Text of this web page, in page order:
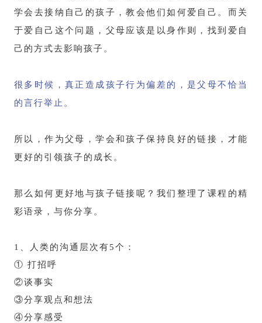
学会去接纳自己的孩子，教会他们如何爱自己。而关
于爱自己这个问题，父母应该是以身作则，找到爱自
己的方式去影响孩子。
很多时候，真正造成孩子行为偏差的，是父母不恰当
的言行举止。
所以，作为父母，学会和孩子保持良好的链接，才能
更好的引领孩子的成长。
那么如何更好地与孩子链接呢？ 我们整理了课程的精
彩语录，与你分享。
1、
人类的沟通层次有5个：
① 打招呼
②谈事实
③分享观点和想法
④分享感受